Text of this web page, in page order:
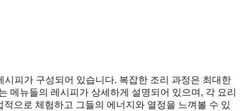
피가 구성되어 있습니다. 복잡한 조리 과정은 최대한
메뉴들의 레시피가 상세하게 설명되어 있으며, 각 요리
으로 체험하고 그들의 에너지와 열정을 느껴볼 수 있